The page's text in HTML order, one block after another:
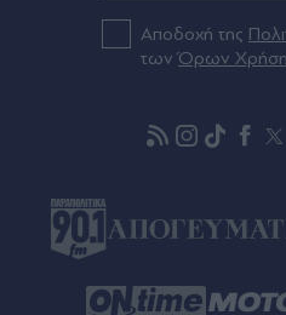
και έλεγε "έχω ένα δώρο
Ζαλγκίρις: Ανακοίνωσε
δανεικός στους Λόντον
Αποδοχή της
τωνΌρων